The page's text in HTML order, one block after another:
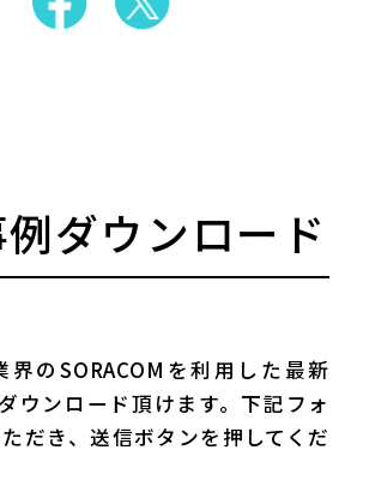
ダウンロード
界のSORACOMを利用した最新
ウンロード頂けます。下記フォ
だき、送信ボタンを押してくだ